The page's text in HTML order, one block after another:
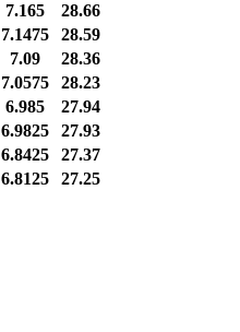
7.165
28.66
7.1475
28.59
7.09
28.36
7.0575
28.23
6.985
27.94
6.9825
27.93
6.8425
27.37
6.8125 27.25